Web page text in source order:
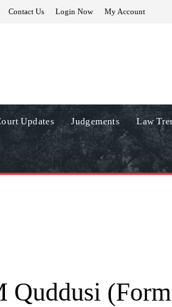
Contact Us Login Now My Account
Updates Judgements Law
Quddusi